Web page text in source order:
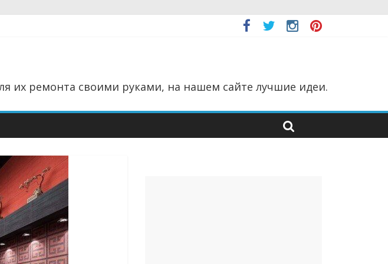
их ремонта своими руками, на нашем сайте лучшие идеи.